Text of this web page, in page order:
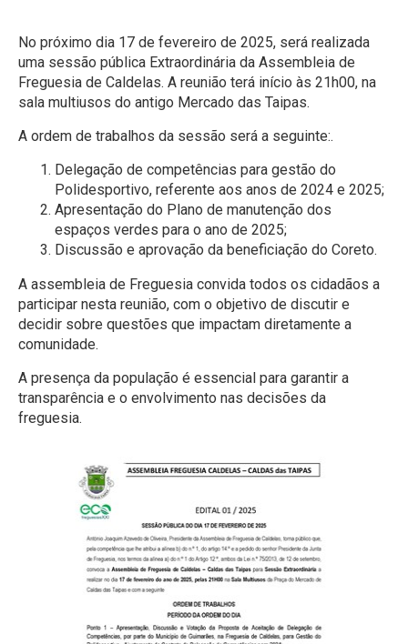
No próximo dia 17 de fevereiro de 2025, será realizada
uma sessão pública Extraordinária da Assembleia de
Freguesia de Caldelas. A reunião terá início às 21h00, na
sala multiusos do antigo Mercado das Taipas.
A ordem de trabalhos da sessão será a seguinte:.
Delegação de competências para gestão do
Polidesportivo, referente aos anos de 2024 e 2025;
Apresentação do Plano de manutenção dos
espaços verdes para o ano de 2025;
Discussão e aprovação da beneficiação do Coreto.
A assembleia de Freguesia convida todos os cidadãos a
participar nesta reunião, com o objetivo de discutir e
decidir sobre questões que impactam diretamente a
comunidade.
A presença da população é essencial para garantir a
transparência e o envolvimento nas decisões da
freguesia.